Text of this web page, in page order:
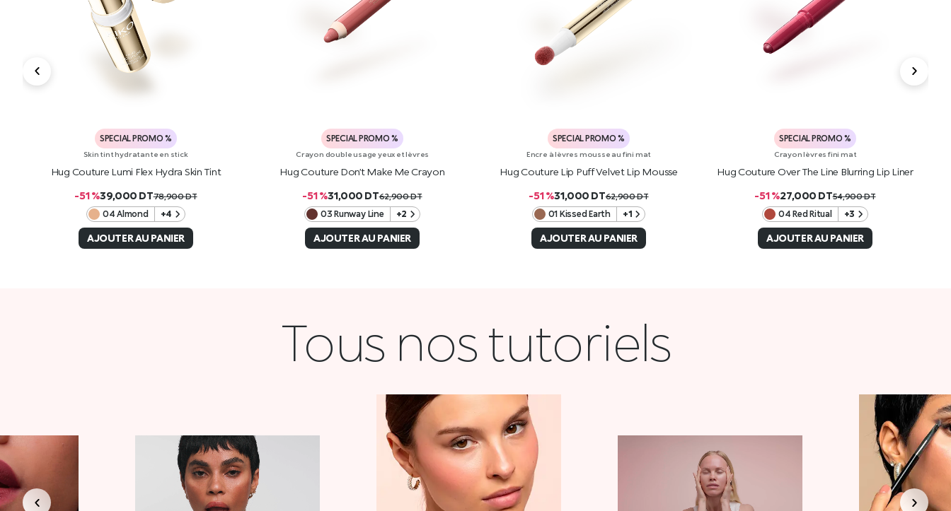
SPECIAL PROMO %
Skin tint hydratante en stick
Hug Couture Lumi Flex Hydra Skin Tint
-51 %39,000 DT78,900DT
04 Almond +4
AJOUTER AU PANIER
SPECIAL PROMO %
Crayon double usage yeux et lèvres
Hug Couture Don’t Make Me Crayon
-51 %31,000 DT62,900DT
03 Runway Line +2
AJOUTER AU PANIER
SPECIAL PROMO %
Encre à lèvres mousse au fini mat
Hug Couture Lip Puff Velvet Lip Mousse
-51 %31,000 DT62,900DT
01 Kissed Earth +1
AJOUTER AU PANIER
SPECIAL PROMO %
Crayon lèvres fini mat
Hug Couture Over The Line Blurring Lip Liner
-51 %27,000 DT54,900DT
04 Red Ritual +3
AJOUTER AU PANIER
Tous nos tutoriels